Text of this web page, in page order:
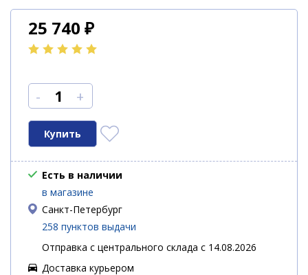
25 740 ₽
- +
Есть в наличии
в магазине
Санкт-Петербург
258 пунктов выдачи
Отправка с центрального склада с 14.08.2026
Доставка курьером